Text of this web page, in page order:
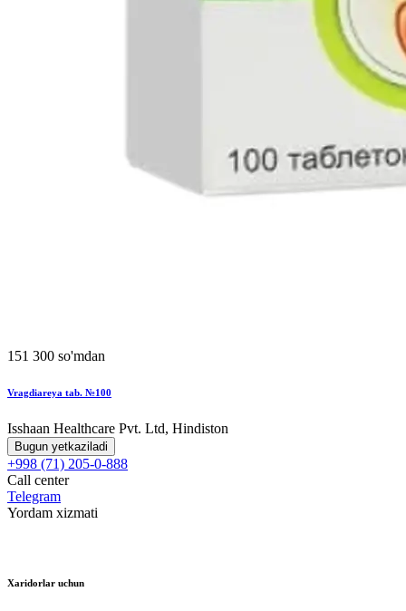
151 300 so'mdan
Vragdiareya tab. №100
Isshaan Healthcare Pvt. Ltd, Hindiston
Bugun yetkaziladi
+998 (71) 205-0-888
Call center
Telegram
Yordam xizmati
Xaridorlar uchun